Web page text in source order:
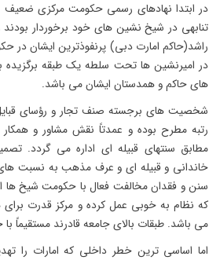
در ابتدا نهادهای رسمی حکومت مرکزی
تنابهی در شیخ نشین های خود برخوردار بودند
راشد(حاکم امارت دبی) پرنفوذترین ایشان
در امیرنشین ها تحت سلطه یک طبقه برگزیده
های حاکم و همدستان ایشان می باشد.
شخصیت های برجسته صنف تجار و رؤسای قبایل
رتبه مطرح بوده و عمدتاً نقش مشاور و
مطابق سنتهای قبیله ای اداره می گردد.
خاندانی و قبیله ای و عرف مذهب به نسبت
سنن و فقدان مخالفت فعال با حکومت شیخ ها
که نظام به خوبی عمل کرده و مرکز قدرت
می باشد. طبقات بالای جامعه قادرند مستقیماً